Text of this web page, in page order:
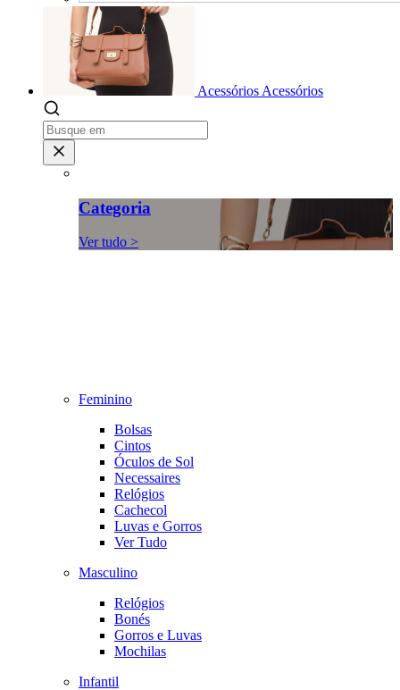
Acessórios Acessórios
Categoria
Ver tudo >
Feminino
Bolsas
Cintos
Óculos de Sol
Necessaires
Relógios
Cachecol
Luvas e Gorros
Ver Tudo
Masculino
Relógios
Bonés
Gorros e Luvas
Mochilas
Infantil